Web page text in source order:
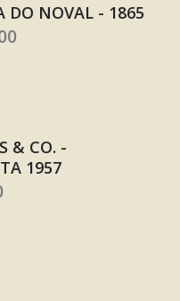
DO NOVAL - 1865
& CO. -
1957